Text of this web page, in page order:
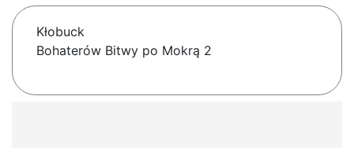
Kłobuck
Bohaterów Bitwy po Mokrą 2